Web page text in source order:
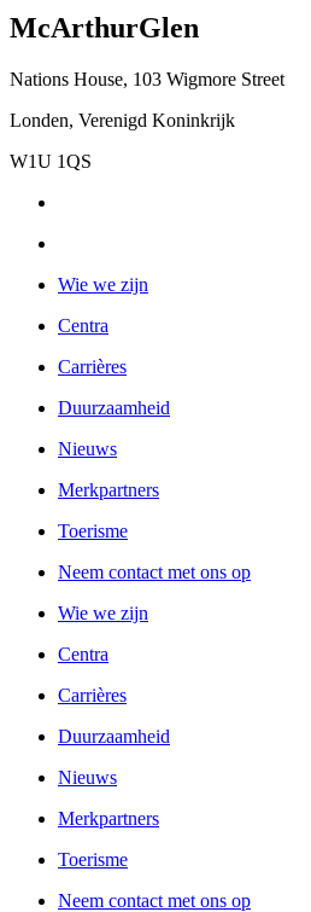
McArthurGlen
Nations House, 103 Wigmore Street
Londen, Verenigd Koninkrijk
W1U 1QS
Wie we zijn
Centra
Carrières
Duurzaamheid
Nieuws
Merkpartners
Toerisme
Neem contact met ons op
Wie we zijn
Centra
Carrières
Duurzaamheid
Nieuws
Merkpartners
Toerisme
Neem contact met ons op